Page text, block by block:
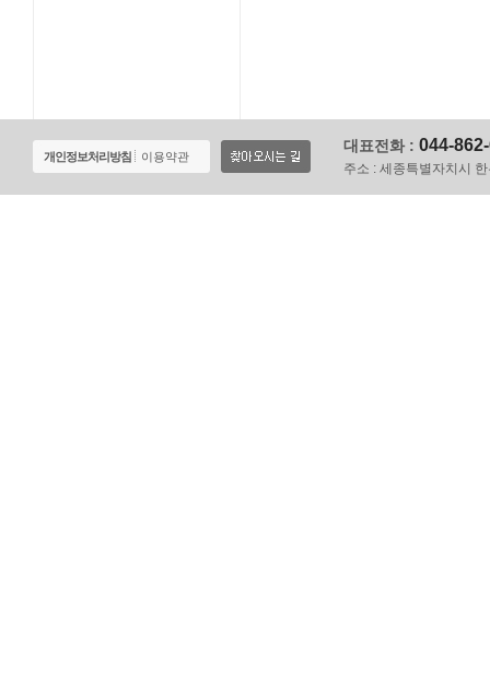
개인정보처리방침 이용약관
대표전화 : 044-
주소 : 세종특별자치시